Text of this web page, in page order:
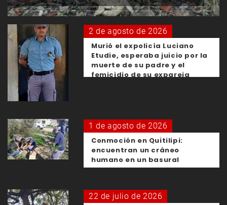
2 de agosto de 2026
Murió el expolicía Luciano
Etudie, esperaba juicio por la
muerte de su padre y el
femicidio de su expareja
1 de agosto de 2026
Conmoción en Quitilipi:
encuentran un cráneo
humano en un basural
22 de julio de 2026